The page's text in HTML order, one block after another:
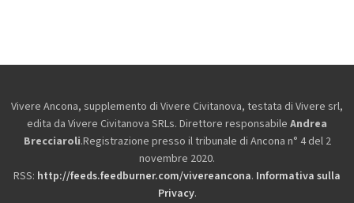
Vivere Ancona, supplemento di Vivere Civitanova, testata di Vivere srl,
edita da Vivere Civitanova SRLs. Direttore responsabile Andrea
Brecciaroli.Registrazione presso il tribunale di Ancona n° 4 del 2
novembre 2020.
RSS: http://feeds.feedburner.com/vivereancona. Informativa sulla
Privacy.